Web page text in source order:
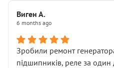
Виген А.
6 months ago
Зробили ремонт
підшипників, реле за один